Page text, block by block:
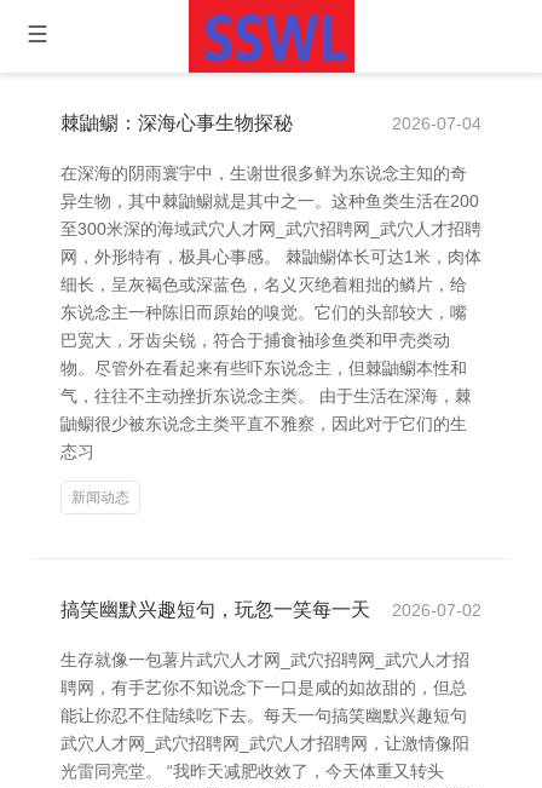
棘鼬鳚：深海心事生物探秘 2026-07-04
在深海的阴雨寰宇中，生谢世很多鲜为东说念主知的奇
异生物，其中棘鼬鳚就是其中之一。这种鱼类生活在200
至300米深的海域武穴人才网_武穴招聘网_武穴人才招聘
网，外形特有，极具心事感。 棘鼬鳚体长可达1米，肉体
细长，呈灰褐色或深蓝色，名义灭绝着粗拙的鳞片，给
东说念主一种陈旧而原始的嗅觉。它们的头部较大，嘴
巴宽大，牙齿尖锐，符合于捕食袖珍鱼类和甲壳类动
物。尽管外在看起来有些吓东说念主，但棘鼬鳚本性和
气，往往不主动挫折东说念主类。 由于生活在深海，棘
鼬鳚很少被东说念主类平直不雅察，因此对于它们的生
态习
新闻动态
搞笑幽默兴趣短句，玩忽一笑每一天 2026-07-02
生存就像一包薯片武穴人才网_武穴招聘网_武穴人才招
聘网，有手艺你不知说念下一口是咸的如故甜的，但总
能让你忍不住陆续吃下去。每天一句搞笑幽默兴趣短句
武穴人才网_武穴招聘网_武穴人才招聘网，让激情像阳
光雷同亮堂。 “我昨天减肥收效了，今天体重又转头